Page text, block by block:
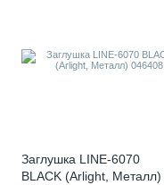
Заглушка LINE-6070
BLACK (Arlight, Металл)